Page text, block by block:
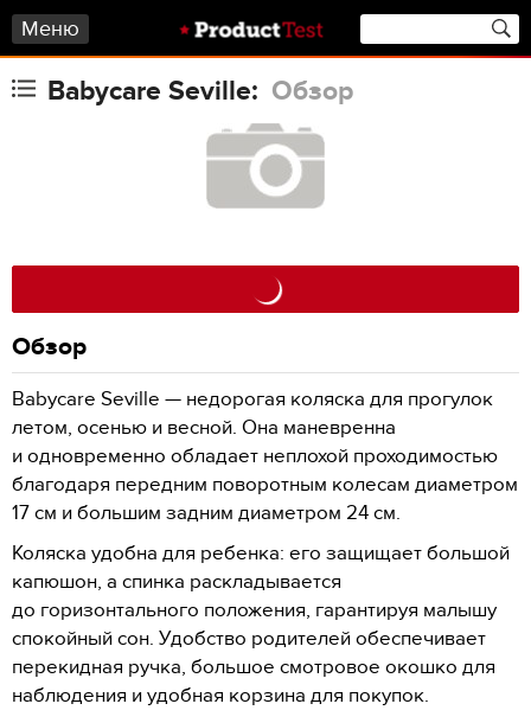
Меню
Babycare Seville: Обзор
Обзор
Babycare Seville — недорогая коляска для прогулок
летом, осенью и весной. Она маневренна
и одновременно обладает неплохой проходимостью
благодаря передним поворотным колесам диаметром
17 см и большим задним диаметром 24 см.
Коляска удобна для ребенка: его защищает большой
капюшон, а спинка раскладывается
до горизонтального положения, гарантируя малышу
спокойный сон. Удобство родителей обеспечивает
перекидная ручка, большое смотровое окошко для
наблюдения и удобная корзина для покупок.